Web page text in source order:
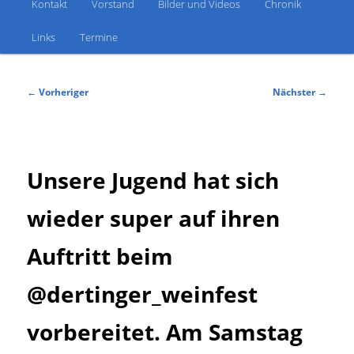
Kontakt Vorstand Bilder und Videos Chronik
Links Termine
Beitragsnavigation
← Vorheriger Nächster →
Unsere Jugend hat sich
wieder super auf ihren
Auftritt beim
@dertinger_weinfest
vorbereitet. Am Samstag